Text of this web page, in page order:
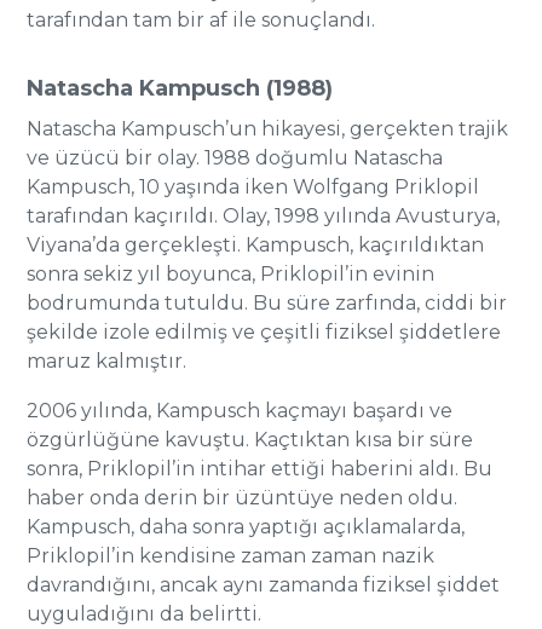
tarafından tam bir af ile sonuçlandı.
Natascha Kampusch (1988)
Natascha Kampusch’un hikayesi, gerçekten trajik
ve üzücü bir olay. 1988 doğumlu Natascha
Kampusch, 10 yaşında iken Wolfgang Priklopil
tarafından kaçırıldı. Olay, 1998 yılında Avusturya,
Viyana’da gerçekleşti. Kampusch, kaçırıldıktan
sonra sekiz yıl boyunca, Priklopil’in evinin
bodrumunda tutuldu. Bu süre zarfında, ciddi bir
şekilde izole edilmiş ve çeşitli fiziksel şiddetlere
maruz kalmıştır.
2006 yılında, Kampusch kaçmayı başardı ve
özgürlüğüne kavuştu. Kaçtıktan kısa bir süre
sonra, Priklopil’in intihar ettiği haberini aldı. Bu
haber onda derin bir üzüntüye neden oldu.
Kampusch, daha sonra yaptığı açıklamalarda,
Priklopil’in kendisine zaman zaman nazik
davrandığını, ancak aynı zamanda fiziksel şiddet
uyguladığını da belirtti.